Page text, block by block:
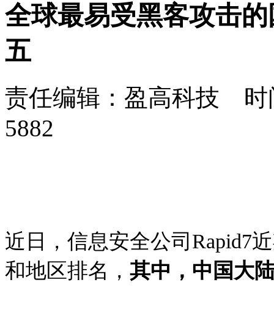
全球最易受黑客攻击
五
责任编辑：盈高科技 时
5882
近日，信息安全公司Rapid7
和地区排名， 其中，中国大